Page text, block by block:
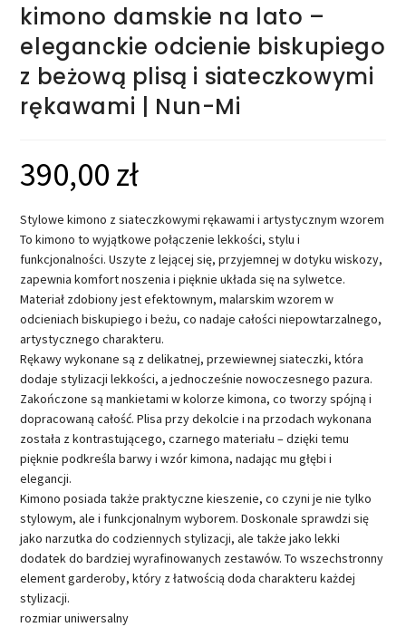
kimono damskie na lato –
eleganckie odcienie biskupiego
z beżową plisą i siateczkowymi
rękawami | Nun-Mi
390,00 zł
Stylowe kimono z siateczkowymi rękawami i artystycznym wzorem
To kimono to wyjątkowe połączenie lekkości, stylu i
funkcjonalności. Uszyte z lejącej się, przyjemnej w dotyku wiskozy,
zapewnia komfort noszenia i pięknie układa się na sylwetce.
Materiał zdobiony jest efektownym, malarskim wzorem w
odcieniach biskupiego i beżu, co nadaje całości niepowtarzalnego,
artystycznego charakteru.
Rękawy wykonane są z delikatnej, przewiewnej siateczki, która
dodaje stylizacji lekkości, a jednocześnie nowoczesnego pazura.
Zakończone są mankietami w kolorze kimona, co tworzy spójną i
dopracowaną całość. Plisa przy dekolcie i na przodach wykonana
została z kontrastującego, czarnego materiału – dzięki temu
pięknie podkreśla barwy i wzór kimona, nadając mu głębi i
elegancji.
Kimono posiada także praktyczne kieszenie, co czyni je nie tylko
stylowym, ale i funkcjonalnym wyborem. Doskonale sprawdzi się
jako narzutka do codziennych stylizacji, ale także jako lekki
dodatek do bardziej wyrafinowanych zestawów. To wszechstronny
element garderoby, który z łatwością doda charakteru każdej
stylizacji.
rozmiar uniwersalny